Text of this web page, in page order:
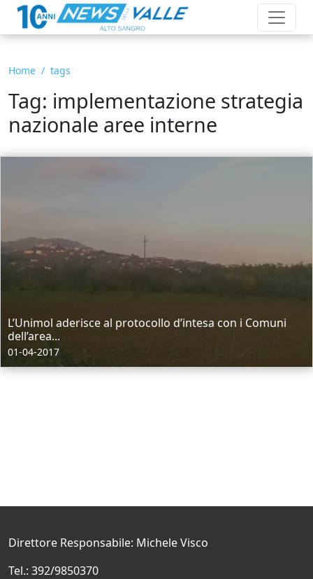
Home tags
Tag: implementazione strategia
nazionale aree interne
L’Unimol aderisce al protocollo d’intesa con i Comuni
dell’area...
01-04-2017
Direttore Responsabile: Michele Visco
Tel.: 392/9850370